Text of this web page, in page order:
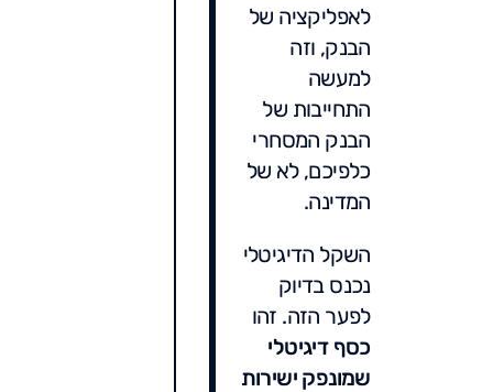
לאפליקציה של
הבנק, וזה
למעשה
התחייבות של
הבנק המסחרי
כלפיכם, לא של
המדינה.
השקל הדיגיטלי
נכנס בדיוק
לפער הזה. זהו
כסף דיגיטלי
שמונפק ישירות